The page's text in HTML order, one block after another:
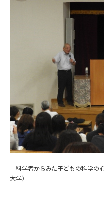
「科学者からみた子どもの科学
大学）